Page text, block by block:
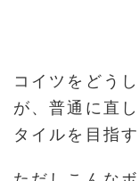
コイツをどう
が、普通に直
タイルを目指